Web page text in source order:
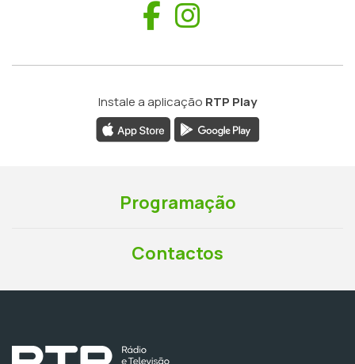
Facebook
Instale a aplicação RTP Play
Programação
Contactos